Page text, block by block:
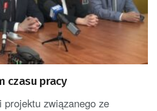
czasu pracy
projektu związanego ze